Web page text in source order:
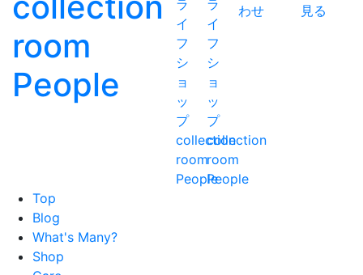
わせ
見る
Top
Blog
What's Many?
Shop